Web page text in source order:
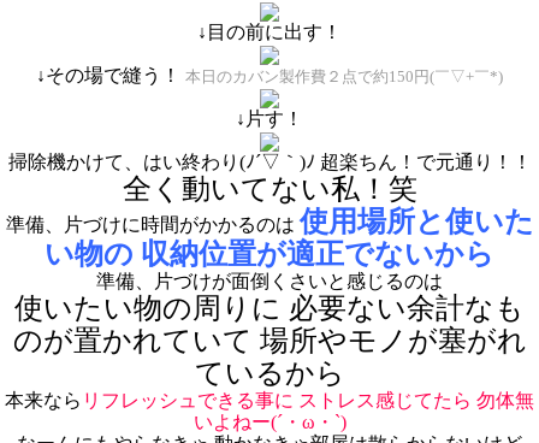
↓目の前に出す！
↓その場で縫う！ 本日のカバン製作費２点で約150円(￣▽+￣*)
↓片す！
掃除機かけて、はい終わり(ﾉ´▽｀)ﾉ 超楽ちん！で元通り！！
全く動いてない私！笑
準備、片づけに時間がかかるのは使用場所と使いた
い物の 収納位置が適正でないから
準備、片づけが面倒くさいと感じるのは
使いたい物の周りに 必要ない余計なも
のが置かれていて 場所やモノが塞がれ
ているから
本来なら リフレッシュできる事に ストレス感じてたら 勿体無
いよねー(´・ω・`)